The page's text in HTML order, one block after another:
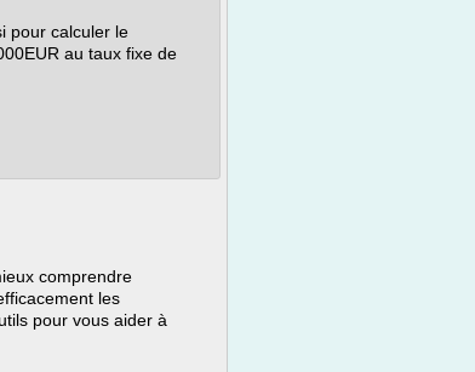
pour calculer le
au taux fixe de
comprendre
les
pour vous aider à